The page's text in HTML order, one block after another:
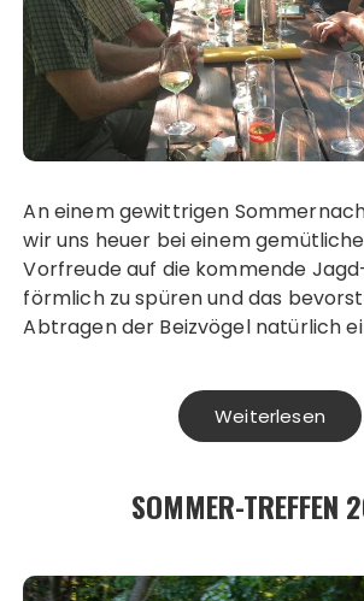
An einem gewittrigen
wir uns heuer bei einem
Vorfreude auf die kommende
förmlich zu spüren und das
Abtragen der Beizvögel natürlich
Weiterlesen
SOMMER-TREFFEN